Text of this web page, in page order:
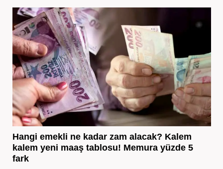
Hangi emekli ne kadar zam alacak? Kalem
kalem yeni maaş tablosu! Memura yüzde 5
fark